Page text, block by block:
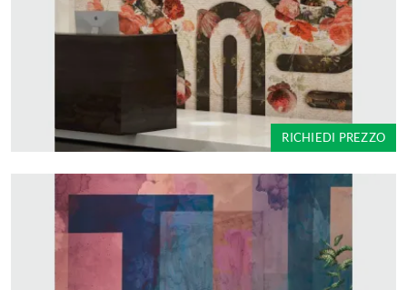
RICHIEDI PREZZO